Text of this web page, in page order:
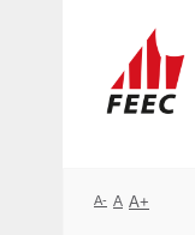
A- A A+